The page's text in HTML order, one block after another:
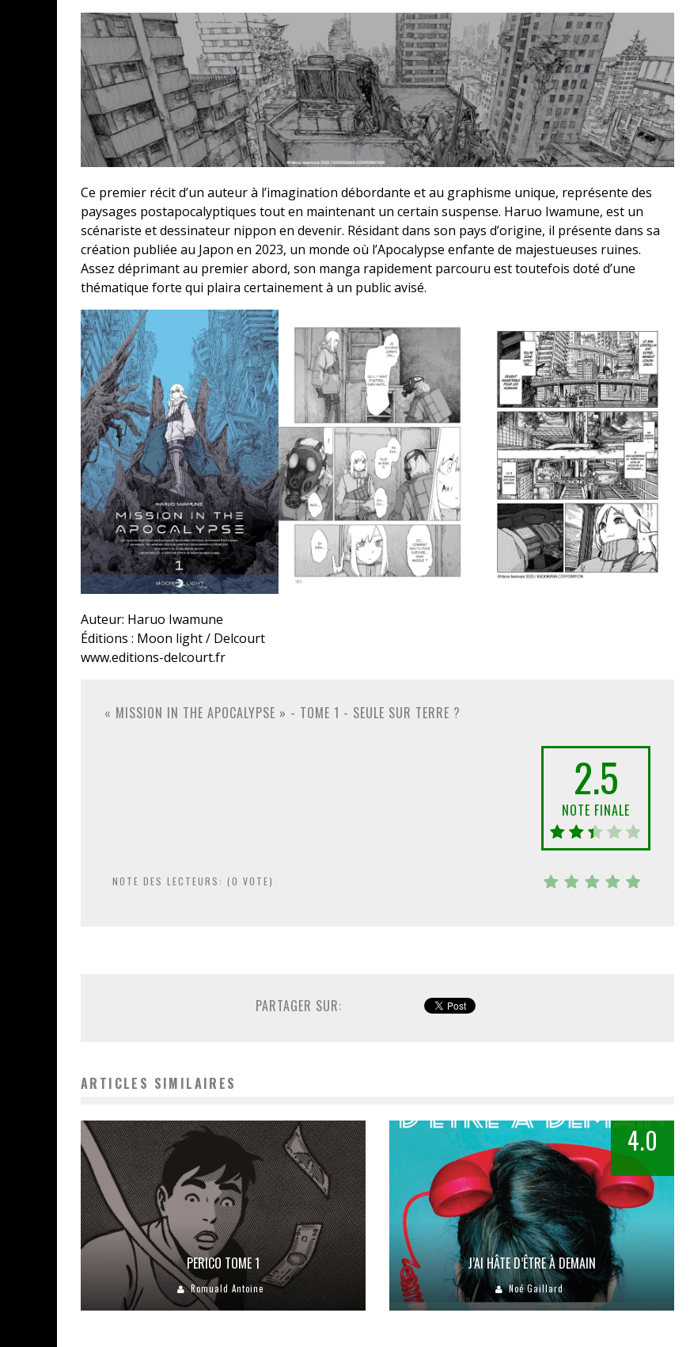
Ce premier récit d’un auteur à l’imagination débordante et au graphisme unique, représente des
paysages postapocalyptiques tout en maintenant un certain suspense. Haruo Iwamune, est un
scénariste et dessinateur nippon en devenir. Résidant dans son pays d’origine, il présente dans sa
création publiée au Japon en 2023, un monde où l’Apocalypse enfante de majestueuses ruines.
Assez déprimant au premier abord, son manga rapidement parcouru est toutefois doté d’une
thématique forte qui plaira certainement à un public avisé.
Auteur: Haruo Iwamune
Éditions : Moon light / Delcourt
www.editions-delcourt.fr
« MISSION IN THE APOCALYPSE » - TOME 1 - SEULE SUR TERRE ?
2.5
NOTE FINALE
NOTE DES LECTEURS: (0 VOTE)
PARTAGER SUR:
ARTICLES SIMILAIRES
PERICO TOME 1
Romuald Antoine
4.0
J’AI HÂTE D’ÊTRE À DEMAIN
Noé Gaillard
CONCOURS : CALENDRIER DE L’AVENT – UNE
COPIE DU JEU « GRID, ULTIMATE EDITION »
SUR XBOX ONE OU PS4
Daily Passions